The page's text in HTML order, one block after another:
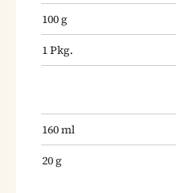
100g
1Pkg.
160ml
20g